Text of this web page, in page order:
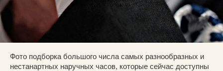
Фото подборка большого числа самых разнообразных и
нестанартных наручных часов, которые сейчас доступны